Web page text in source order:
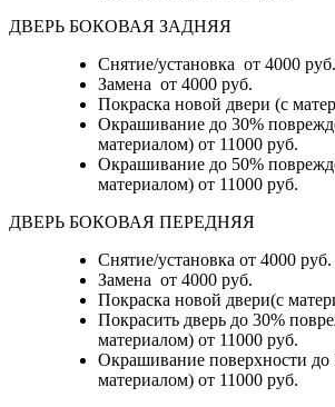
ДВЕРЬ БОКОВАЯ ЗАДНЯЯ
Снятие/установка от 4000 руб.
Замена от 4000 руб.
Покраска новой двери (с
Окрашивание до 30%
материалом) от 11000 руб.
Окрашивание до 50%
материалом) от 11000 руб.
ДВЕРЬ БОКОВАЯ ПЕРЕДНЯЯ
Снятие/установка от 4000 руб.
Замена от 4000 руб.
Покраска новой двери(с
Покрасить дверь до 30%
материалом) от 11000 руб.
Окрашивание поверхности до
материалом) от 11000 руб.